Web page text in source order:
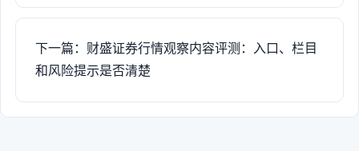
下一篇：财盛证券行情观察内容评测：入口、栏目
和风险提示是否清楚